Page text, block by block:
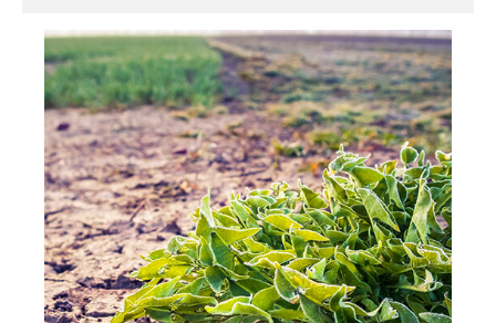
Новости
О нас
Об институте
Научные подразделения
Администрация
Сотрудники